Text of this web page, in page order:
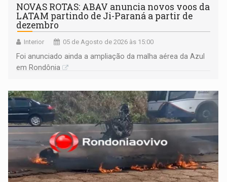
NOVAS ROTAS: ABAV anuncia novos voos da
LATAM partindo de Ji-Paraná a partir de
dezembro
Interior 05 de Agosto de 2026 às 15:00
Foi anunciado ainda a ampliação da malha aérea da Azul
em Rondônia